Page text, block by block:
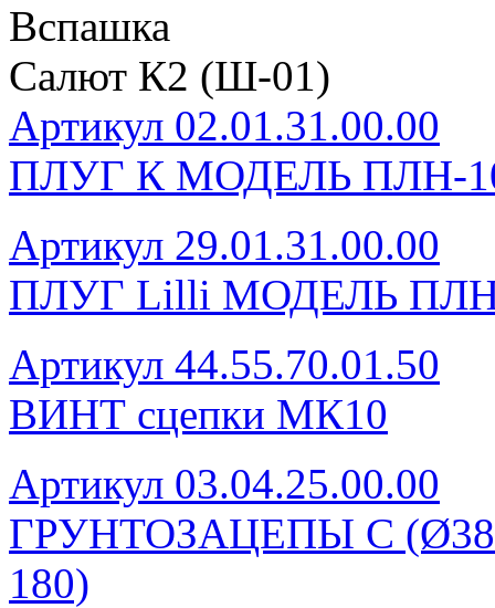
Вспашка
Салют К2 (Ш-01)
Артикул 02.01.31.00.00
ПЛУГ К МОДЕЛЬ ПЛН-
Артикул 29.01.31.00.00
ПЛУГ Lilli МОДЕЛЬ
Артикул 44.55.70.01.50
ВИНТ сцепки МК10
Артикул 03.04.25.00.00
ГРУНТОЗАЦЕПЫ С (Ø380
180)